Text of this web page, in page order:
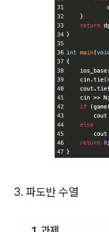
3. 파도반 수열